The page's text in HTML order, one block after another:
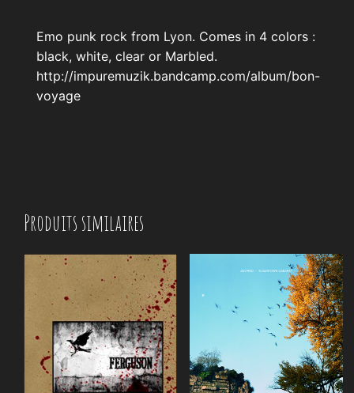
Emo punk rock from Lyon. Comes in 4 colors :
black, white, clear or Marbled.
http://impuremuzik.bandcamp.com/album/bon-
voyage
Produits similaires